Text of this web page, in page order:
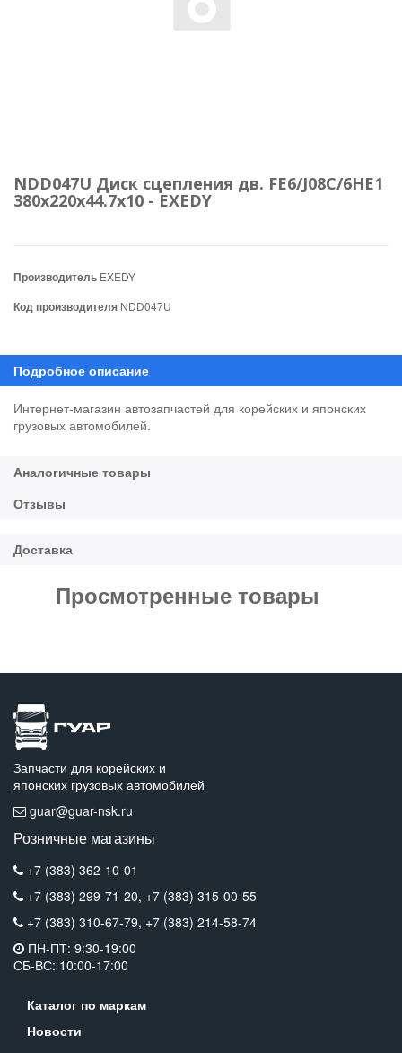
NDD047U Диск сцепления дв. FE6/J08C/6HE1
380х220х44.7х10 - EXEDY
Производитель EXEDY
Код производителя NDD047U
Интернет-магазин автозапчастей для корейских и японских
грузовых автомобилей.
Просмотренные товары
Запчасти для корейских и
японских грузовых автомобилей
guar@guar-nsk.ru
Розничные магазины
+7 (383) 362-10-01
+7 (383) 299-71-20, +7 (383) 315-00-55
+7 (383) 310-67-79, +7 (383) 214-58-74
ПН-ПТ: 9:30-19:00
СБ-ВС: 10:00-17:00
Каталог по маркам
Новости